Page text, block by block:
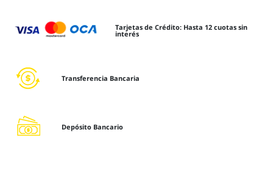
Tarjetas de Crédito: Hasta 12 cuotas sin
interés
Transferencia Bancaria
Depósito Bancario